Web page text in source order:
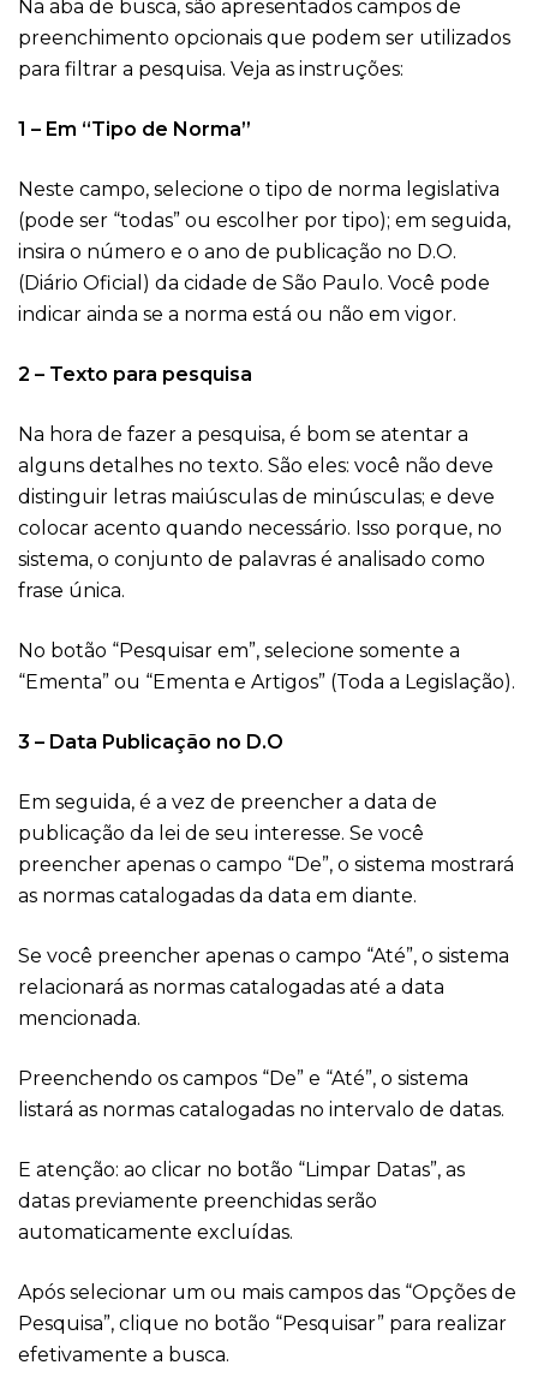
Na aba de busca, são apresentados campos de
preenchimento opcionais que podem ser utilizados
para filtrar a pesquisa. Veja as instruções:
1 – Em “Tipo de Norma”
Neste campo, selecione o tipo de norma legislativa
(pode ser “todas” ou escolher por tipo); em seguida,
insira o número e o ano de publicação no D.O.
(Diário Oficial) da cidade de São Paulo. Você pode
indicar ainda se a norma está ou não em vigor.
2 – Texto para pesquisa
Na hora de fazer a pesquisa, é bom se atentar a
alguns detalhes no texto. São eles: você não deve
distinguir letras maiúsculas de minúsculas; e deve
colocar acento quando necessário. Isso porque, no
sistema, o conjunto de palavras é analisado como
frase única.
No botão “Pesquisar em”, selecione somente a
“Ementa” ou “Ementa e Artigos” (Toda a Legislação).
3 – Data Publicação no D.O
Em seguida, é a vez de preencher a data de
publicação da lei de seu interesse. Se você
preencher apenas o campo “De”, o sistema mostrará
as normas catalogadas da data em diante.
Se você preencher apenas o campo “Até”, o sistema
relacionará as normas catalogadas até a data
mencionada.
Preenchendo os campos “De” e “Até”, o sistema
listará as normas catalogadas no intervalo de datas.
E atenção: ao clicar no botão “Limpar Datas”, as
datas previamente preenchidas serão
automaticamente excluídas.
Após selecionar um ou mais campos das “Opções de
Pesquisa”, clique no botão “Pesquisar” para realizar
efetivamente a busca.